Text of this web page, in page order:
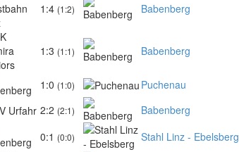
1:4 (1:2) Babenberg
1:3 (1:1) Babenberg
1:0 (1:0) Puchenau
2:2 (2:1) Babenberg
0:1 (0:0) Stahl Linz - Ebelsberg